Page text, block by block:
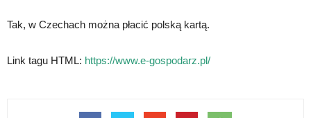
Tak, w Czechach można płacić polską kartą.
Link tagu HTML: https://www.e-gospodarz.pl/